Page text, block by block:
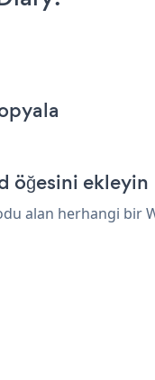
öğesini ekleyin
herhangi bir